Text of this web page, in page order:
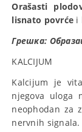
Orašasti
lisnato povrće i
Грешка:
KALCIJUM
Kalcijum je
njegova uloga
neophodan za
nervnih signala.